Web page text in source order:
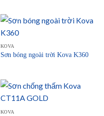
KOVA
Sơn bóng ngoài trời Kova K360
KOVA